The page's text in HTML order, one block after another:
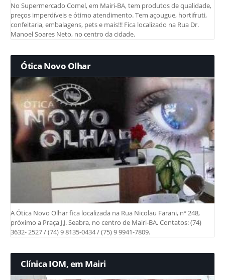
No Supermercado Comel, em Mairi-BA, tem produtos de qualidade,
preços imperdíveis e ótimo atendimento. Tem açougue, hortifruti,
confeitaria, embalagens, pets e mais!!! Fica localizado na Rua Dr.
Manoel Soares Neto, no centro da cidade.
Ótica Novo Olhar
A Ótica Novo Olhar fica localizada na Rua Nicolau Farani, nº 248,
próximo a Praça J.J. Seabra, no centro de Mairi-BA. Contatos: (74)
3632- 2527 / (74) 9 8135-0434 / (75) 9 9941-7809.
Clínica IOM, em Mairi